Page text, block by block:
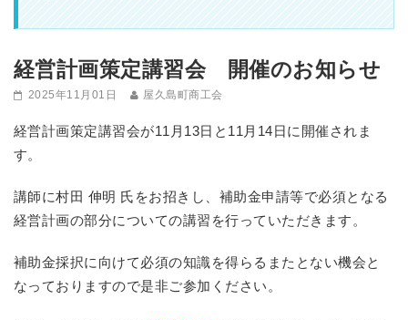
経営計画策定講習会 開催のお知らせ
2025年11月01日 屋久島町商工会
経営計画策定講習会が11月13日と11月14日に開催されま
す。
講師に村田 伸明 氏をお招きし、補助金申請等で必須となる
経営計画の部分についての講習を行っていただきます。
補助金採択に向けて必須の知識を得らるまたとない機会と
なっておりますので是非ご参加ください。